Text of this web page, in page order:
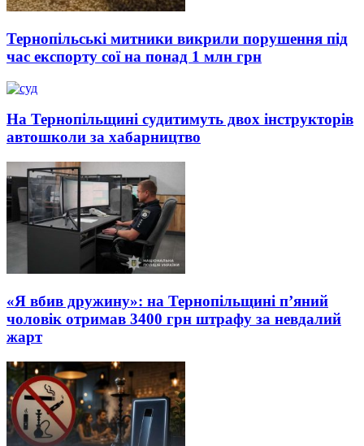
Тернопільські митники викрили порушення під
час експорту сої на понад 1 млн грн
На Тернопільщині судитимуть двох інструкторів
автошколи за хабарництво
«Я вбив дружину»: на Тернопільщині п’яний
чоловік отримав 3400 грн штрафу за невдалий
жарт